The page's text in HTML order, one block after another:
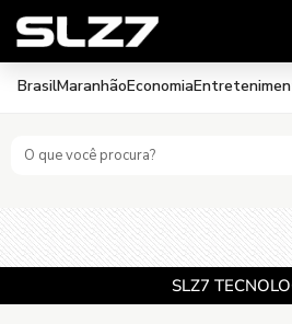
BrasilMaranhãoEconomia
SLZ7